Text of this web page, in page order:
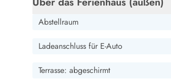
Fitnesscenter in Dänemark
Reiten in Dänemark
Wandern in Dänemark
Abstellraum
Ladeanschluss für E-Auto
Terrasse: abgeschirmt